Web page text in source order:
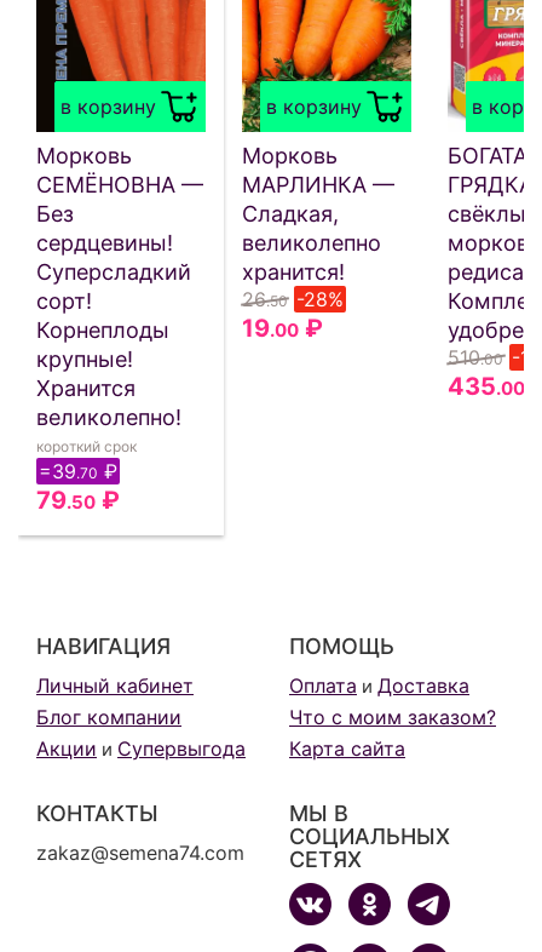
в корзину
Морковь
СЕМЁНОВНА —
Без
сердцевины!
Суперсладкий
сорт!
Корнеплоды
крупные!
Хранится
великолепно!
короткий срок
=39.70 ₽
79.50 ₽
в корзину
Морковь
МАРЛИНКА —
Сладкая,
великолепно
хранится!
26.50 -28%
19.00 ₽
в
БОГАТАЯ
ГРЯДКА
свёклы,
редиса
510.00 -
435.00
НАВИГАЦИЯ
Личный кабинет
Блог компании
Акции и Супервыгода
ПОМОЩЬ
Оплата и Доставка
Что с моим заказом?
Карта сайта
КОНТАКТЫ
zakaz@semena74.com
МЫ В
СОЦИАЛЬНЫХ
СЕТЯХ